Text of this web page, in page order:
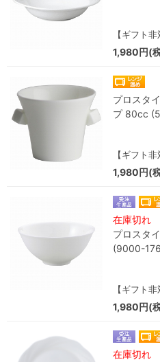
【ギフト非
1,980円(
プロスタ
プ 80cc
【ギフト非
1,980円(
在庫切れ
プロスタ
(9000-
【ギフト非
1,980円(
在庫切れ